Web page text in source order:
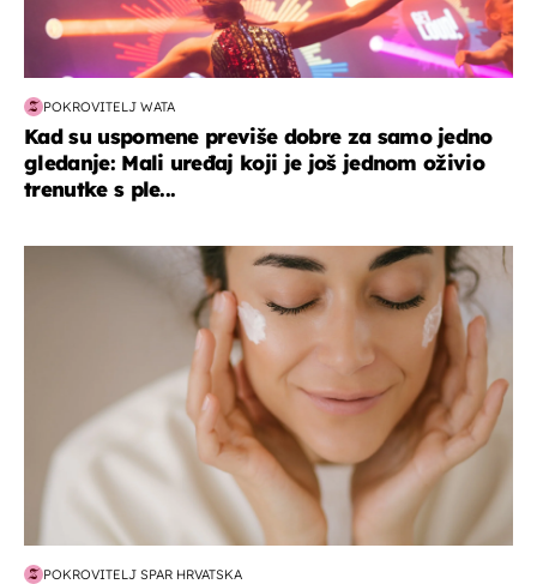
POKROVITELJ WATA
Kad su uspomene previše dobre za samo jedno
gledanje: Mali uređaj koji je još jednom oživio
trenutke s ple...
moda & ljepota
POKROVITELJ SPAR HRVATSKA